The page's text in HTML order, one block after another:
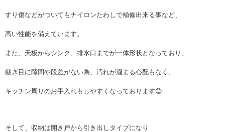
すり傷などがついてもナイロンたわしで補修出来る事など、
高い性能を備えています。
また、天板からシンク、排水口までが一体形状となっており、
継ぎ目に隙間や段差がない為、汚れが溜まる心配もなく、
キッチン周りのお手入れもしやすくなっております😊
そして、収納は開き戸から引き出しタイプになり